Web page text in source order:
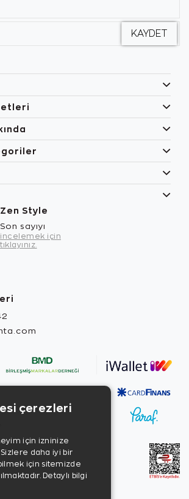
Zen Style
Son sayıyı
incelemek için
tıklayınız.
çerezleri
için izninize
Sizlere daha iyi bir
için sitemizde
Detaylı bilgi